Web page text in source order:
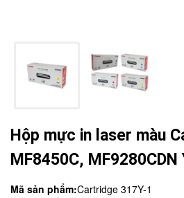
Hộp mực in laser màu
MF8450C, MF9280CDN
Mã sản phẩm:Cartridge 317Y-1